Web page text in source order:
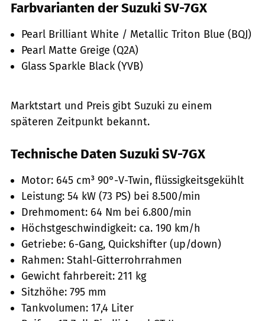
Farbvarianten der Suzuki SV-7GX
Pearl Brilliant White / Metallic Triton Blue (BQJ)
Pearl Matte Greige (Q2A)
Glass Sparkle Black (YVB)
Marktstart und Preis gibt Suzuki zu einem
späteren Zeitpunkt bekannt.
Technische Daten Suzuki SV-7GX
Motor: 645 cm³ 90°-V-Twin, flüssigkeitsgekühlt
Leistung: 54 kW (73 PS) bei 8.500/min
Drehmoment: 64 Nm bei 6.800/min
Höchstgeschwindigkeit: ca. 190 km/h
Getriebe: 6-Gang, Quickshifter (up/down)
Rahmen: Stahl-Gitterrohrrahmen
Gewicht fahrbereit: 211 kg
Sitzhöhe: 795 mm
Tankvolumen: 17,4 Liter